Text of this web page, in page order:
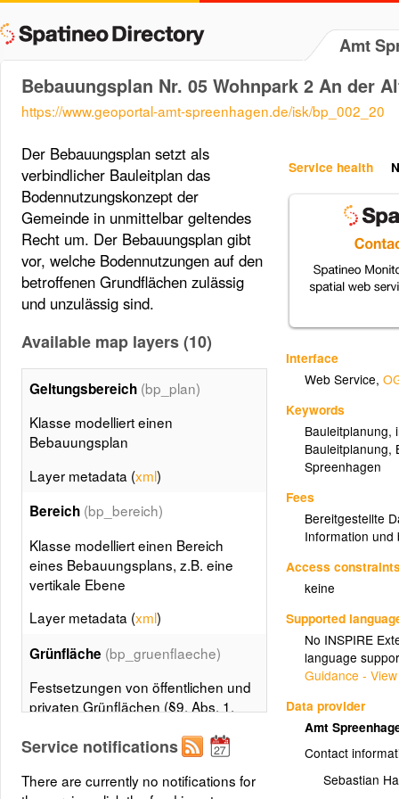
Amt
Bebauungsplan Nr. 05 Wohnpark 2 An der
https://www.geoportal-amt-spreenhagen.de/isk/bp_002_20
Service health
Interface
Web Service,
Keywords
Bauleitplanung,
Bauleitplanung,
Spreenhagen
Fees
Bereitgestellte
Information und
Access
keine
Supported
No INSPIRE
language
Guidance -
Data provider
Amt
Contact
Sebastian
Der Bebauungsplan setzt als
verbindlicher Bauleitplan das
Bodennutzungskonzept der
Gemeinde in unmittelbar geltendes
Recht um. Der Bebauungsplan gibt
vor, welche Bodennutzungen auf den
betroffenen Grundflächen zulässig
und unzulässig sind.
Available map layers (10)
Geltungsbereich (bp_plan)
Klasse modelliert einen
Bebauungsplan
Layer metadata (xml)
Bereich (bp_bereich)
Klasse modelliert einen Bereich
eines Bebauungsplans, z.B. eine
vertikale Ebene
Layer metadata (xml)
Grünfläche (bp_gruenflaeche)
Festsetzungen von öffentlichen und
privaten Grünflächen (§9, Abs. 1,
die Kleintierhaltung (§9, Abs. 1, Nr.
Service notifications
There are currently no notifications for